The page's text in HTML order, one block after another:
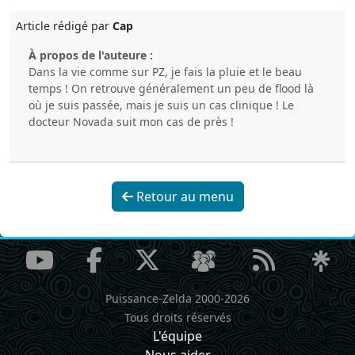
Article rédigé par Cap
À propos de l'auteure :
Dans la vie comme sur PZ, je fais la pluie et le beau
temps ! On retrouve généralement un peu de flood là
où je suis passée, mais je suis un cas clinique ! Le
docteur Novada suit mon cas de près !
Retour au menu
Puissance-Zelda 2000-2026
Tous droits réservés
L'équipe